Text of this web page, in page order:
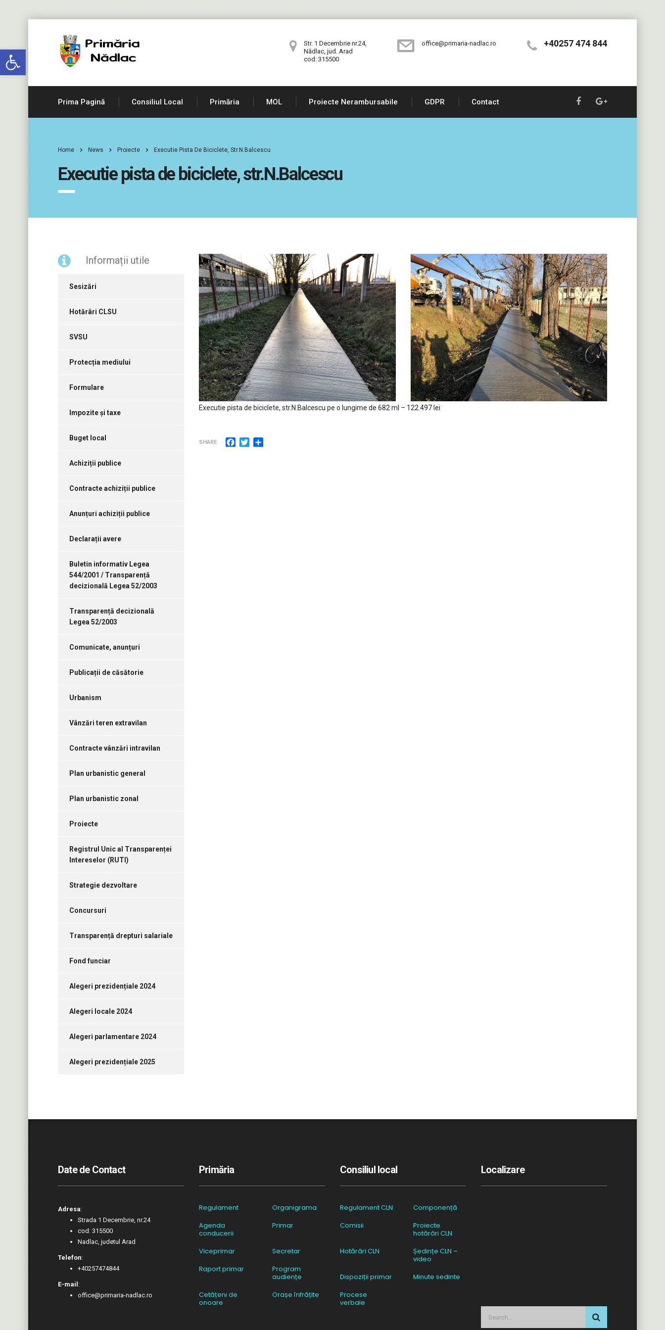
Deschide bara de unelte
+40257 474 844
office@primaria-nadlac.ro
Str. 1 Decembrie nr.24,
Nădlac, jud. Arad
cod: 315500
Prima Pagină Consiliul Local Primăria MOL Proiecte Nerambursabile GDPR Contact
Home News Proiecte Executie Pista De Biciclete, Str.N.Balcescu
Executie pista de biciclete, str.N.Balcescu
Executie pista de biciclete, str.N.Balcescu pe o lungime de 682 ml – 122.497 lei
SHARE Facebook
Twitter
Informații utile
Sesizări
Hotărâri CLSU
SVSU
Protecția mediului
Formulare
Impozite și taxe
Buget local
Achiziții publice
Contracte achiziții publice
Anunțuri achiziții publice
Declarații avere
Buletin informativ Legea
544/2001 / Transparență
decizională Legea 52/2003
Transparență decizională
Legea 52/2003
Comunicate, anunțuri
Publicații de căsătorie
Urbanism
Vânzări teren extravilan
Contracte vânzări intravilan
Plan urbanistic general
Plan urbanistic zonal
Proiecte
Registrul Unic al Transparenței
Intereselor (RUTI)
Strategie dezvoltare
Concursuri
Transparență drepturi salariale
Fond funciar
Alegeri prezidențiale 2024
Alegeri locale 2024
Alegeri parlamentare 2024
Alegeri prezidențiale 2025
Date de Contact
Adresa:
Strada 1 Decembrie, nr.24
cod: 315500
Nadlac, judetul Arad
Telefon:
+40257474844
E-mail :
office@primaria-nadlac.ro
Primăria
Regulament
Organigrama
Agenda
conducerii
Primar
Viceprimar
Secretar
Raport primar
Program
audiențe
Cetățeni de
onoare
Orașe înfrățite
Consiliul local
Regulament CLN
Componență
Comisii
Proiecte
hotărâri CLN
Hotărâri CLN
Ședințe CLN –
video
Dispoziții primar
Minute sedinte
Procese
verbale
Localizare